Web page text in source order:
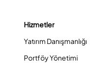
Hizmetler
Yatırım Danışmanlığı
Portföy Yönetimi